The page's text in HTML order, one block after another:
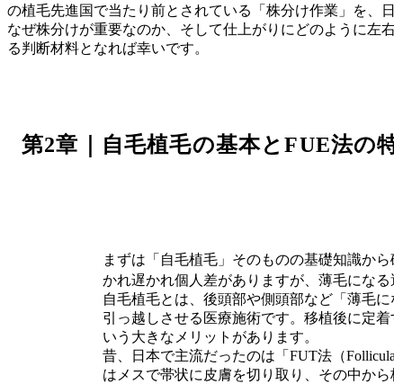
の植毛先進国で当たり前とされている「株分け作業」を、
なぜ株分けが重要なのか、そして仕上がりにどのように左
る判断材料となれば幸いです。
第2章｜自毛植毛の基本とFUE法の
まずは「自毛植毛」そのものの基礎知識か
かれ遅かれ個人差がありますが、薄毛にな
自毛植毛とは、後頭部や側頭部など「薄毛
引っ越しさせる医療施術です。移植後に定
いう大きなメリットがあります。
昔、日本で主流だったのは「FUT法（
はメスで帯状に皮膚を切り取り、その中か